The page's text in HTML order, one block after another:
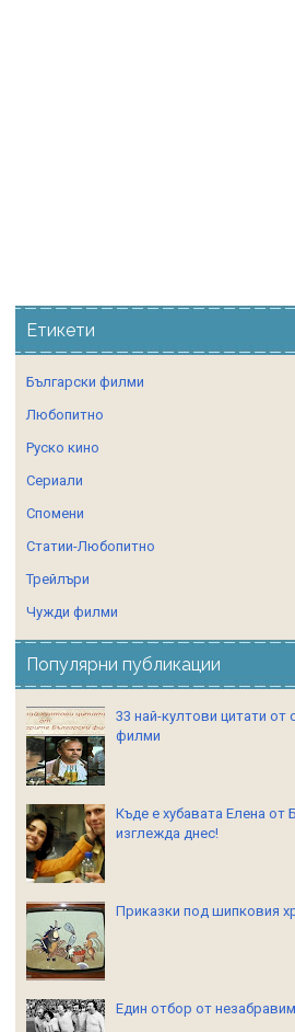
Етикети
Български филми
Любопитно
Руско кино
Сериали
Спомени
Статии-Любопитно
Трейлъри
Чужди филми
Популярни публикации
33 най-култови цитати от
филми
Къде е хубавата Елена от
изглежда днес!
Приказки под шипковия
Един отбор от